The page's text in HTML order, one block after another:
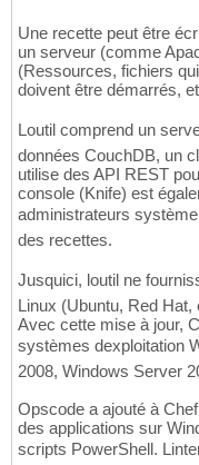
Une recette peut être
un serveur (comme
(Ressources, fichiers
doivent être démarrés,
Loutil comprend un
données CouchDB, un
utilise des API REST
console (Knife) est
administrateurs système
des recettes.
Jusquici, loutil ne
Linux (Ubuntu, Red
Avec cette mise à jour,
systèmes dexploitation
2008, Windows Server
Opscode a ajouté à
des applications sur
scripts PowerShell.